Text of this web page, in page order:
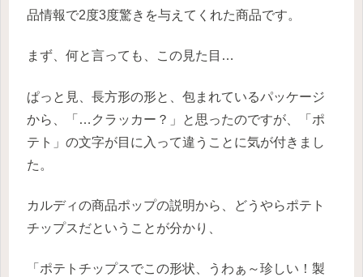
品情報で2度3度驚きを与えてくれた商品です。
まず、何と言っても、この見た目…
ぱっと見、長方形の形と、包まれているパッケージ
から、「…クラッカー？」と思ったのですが、「ポ
テト」の文字が目に入って違うことに気が付きまし
た。
カルディの商品ポップの説明から、どうやらポテト
チップスだということが分かり、
「ポテトチップスでこの形状、うわぁ～珍しい！製